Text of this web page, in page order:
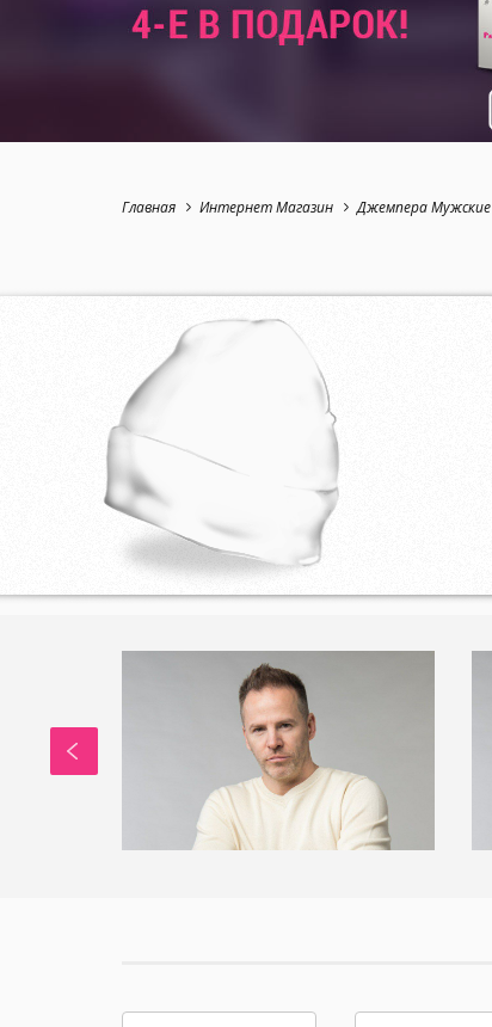
Главная Интернет Магазин Джемпера Мужские